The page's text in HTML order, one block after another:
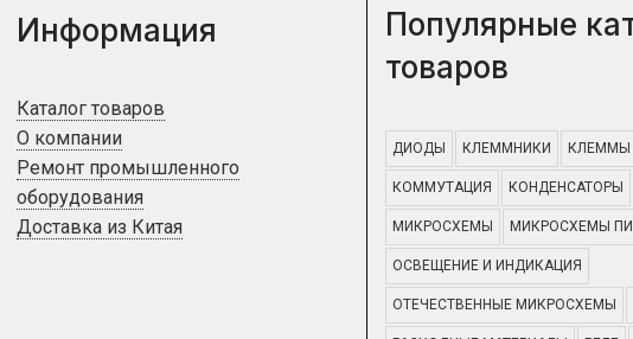
Информация
Каталог товаров
О компании
Ремонт промышленного
оборудования
Доставка из Китая
Популярные
товаров
ДИОДЫ КЛЕММНИКИ КЛЕММЫ
КОММУТАЦИЯ КОНДЕНСАТОРЫ
МИКРОСХЕМЫ МИКРОСХЕМЫ
ОСВЕЩЕНИЕ И ИНДИКАЦИЯ
ОТЕЧЕСТВЕННЫЕ МИКРОСХЕМЫ